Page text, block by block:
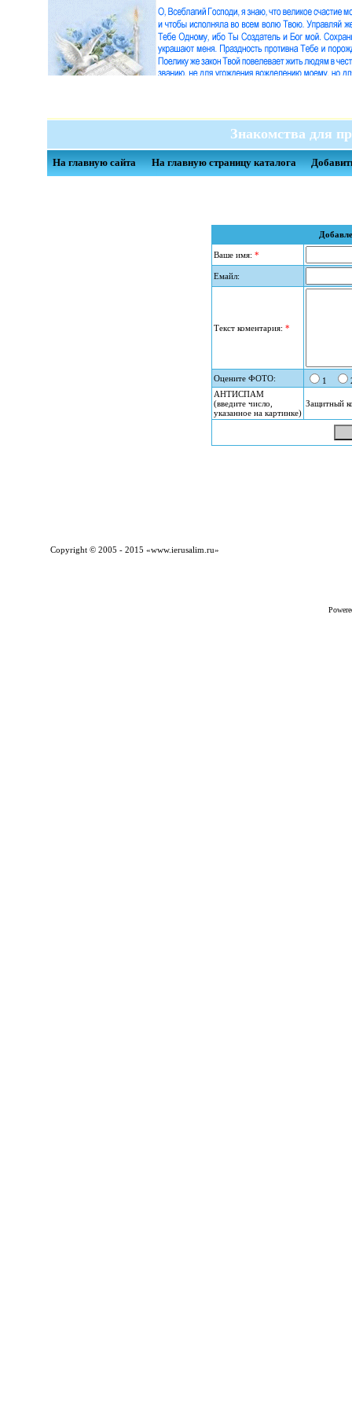
Знакомства для
На главную сайта На главную страницу каталога
Ваше имя: *
Емайл:
Текст коментария: *
Оцените ФОТО: 1
АНТИСПАМ
(введите число,
указанное на картинке)
Защитный
Copyright © 2005 - 2015 «www.ierusalim.ru»